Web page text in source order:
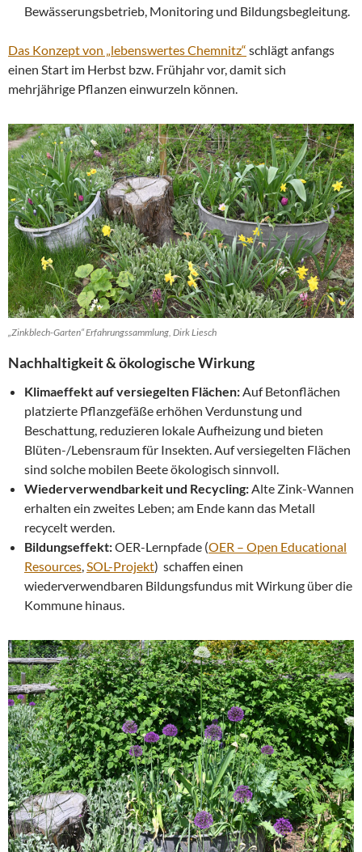
Bewässerungsbetrieb, Monitoring und Bildungsbegleitung.
Das Konzept von „lebenswertes Chemnitz“ schlägt anfangs
einen Start im Herbst bzw. Frühjahr vor, damit sich
mehrjährige Pflanzen einwurzeln können.
„Zinkblech-Garten“ Erfahrungssammlung, Dirk Liesch
Nachhaltigkeit & ökologische Wirkung
Klimaeffekt auf versiegelten Flächen:Auf Betonflächen
platzierte Pflanzgefäße erhöhen Verdunstung und
Beschattung, reduzieren lokale Aufheizung und bieten
Blüten-/Lebensraum für Insekten. Auf versiegelten Flächen
sind solche mobilen Beete ökologisch sinnvoll.
Wiederverwendbarkeit und Recycling:Alte Zink-Wannen
erhalten ein zweites Leben; am Ende kann das Metall
recycelt werden.
Bildungseffekt:OER-Lernpfade (OER – Open Educational
Resources,SOL-Projekt) schaffen einen
wiederverwendbaren Bildungsfundus mit Wirkung über die
Kommune hinaus.